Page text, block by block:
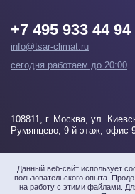
Данный веб-сайт использует
пользовательского опыта.
на работу с этими файлами.
+7 495 933 44 94
info@tsar-climat.ru
сегодня работаем до 20:00
108811, г. Москва, ул.
Румянцево, 9-й этаж, офис
Напишите нам